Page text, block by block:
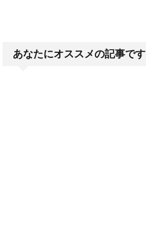
あなたにオススメの記事です